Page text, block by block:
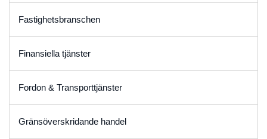
Fastighetsbranschen
Finansiella tjänster
Fordon & Transporttjänster
Gränsöverskridande handel